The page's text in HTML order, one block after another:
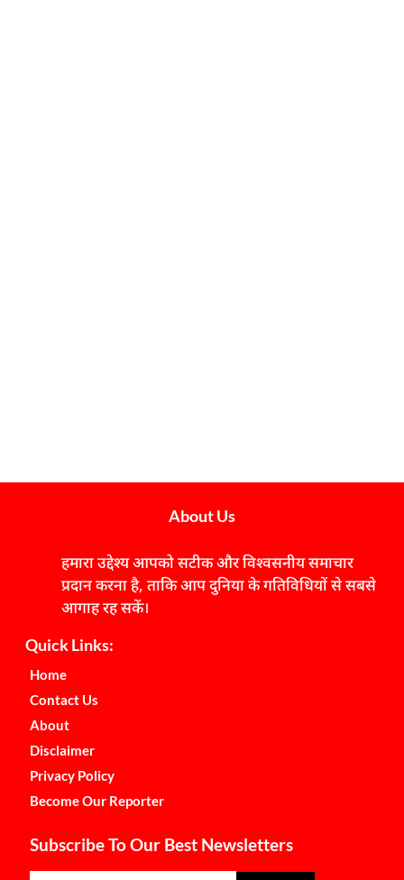
About Us
हमारा उद्देश्य आपको सटीक और विश्वसनीय समाचार
प्रदान करना है, ताकि आप दुनिया के गतिविधियों से सबसे
आगाह रह सकें।
Quick Links:
Home
Contact Us
About
Disclaimer
Privacy Policy
Become Our Reporter
Subscribe To Our Best Newsletters